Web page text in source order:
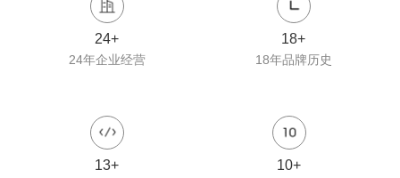
24+
24年企业经营
18+
18年品牌历史
13+ 10+